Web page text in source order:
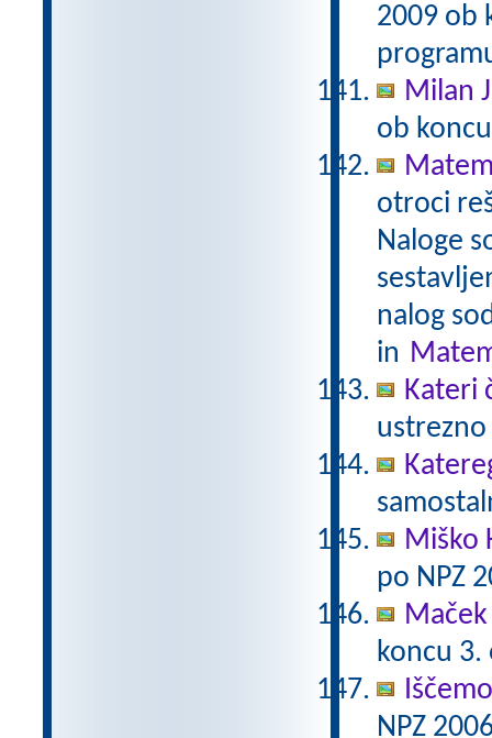
2009 ob
Milan
ob
otroci
Naloge
nalog
in
Kateri
Miško
po NPZ
koncu
NPZ